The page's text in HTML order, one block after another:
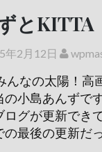
とKITTA
年2月12日
んなの太陽！高
小島あんずで
ログが更新でき
の最後の更新だ